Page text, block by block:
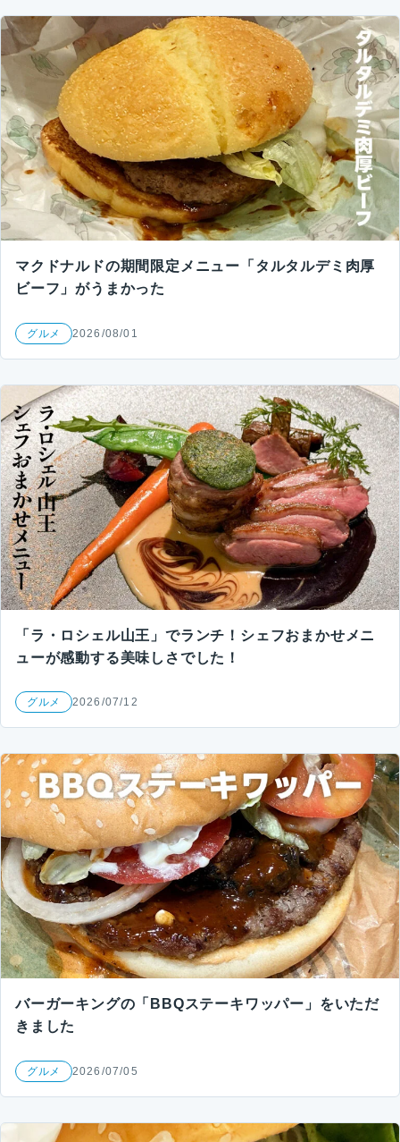
マクドナルドの期間限定メニュー「タルタルデミ肉厚
ビーフ」がうまかった
グルメ 2026/08/01
「ラ・ロシェル山王」でランチ！シェフおまかせメニ
ューが感動する美味しさでした！
グルメ 2026/07/12
バーガーキングの「BBQステーキワッパー」をいただ
きました
グルメ 2026/07/05